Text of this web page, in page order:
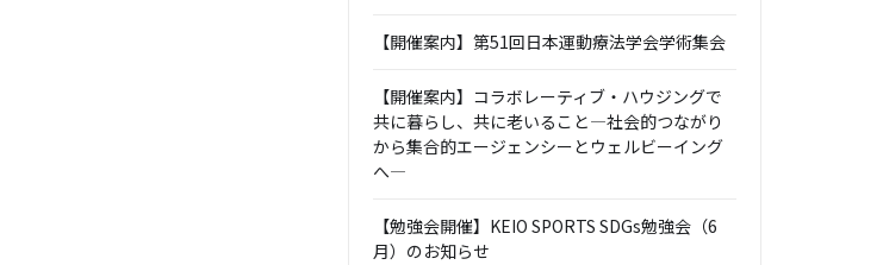
【開催案内】第51回日本運動療法学会学術集会
【開催案内】コラボレーティブ・ハウジングで
共に暮らし、共に老いること―社会的つながり
から集合的エージェンシーとウェルビーイング
へ―
【勉強会開催】KEIO SPORTS SDGs勉強会（6
月）のお知らせ